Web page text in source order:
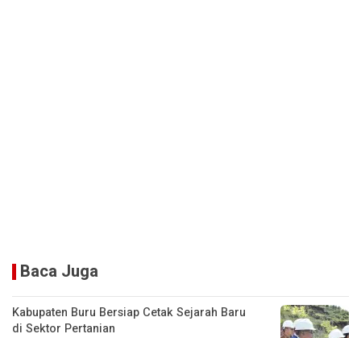
Baca Juga
Kabupaten Buru Bersiap Cetak Sejarah Baru
di Sektor Pertanian